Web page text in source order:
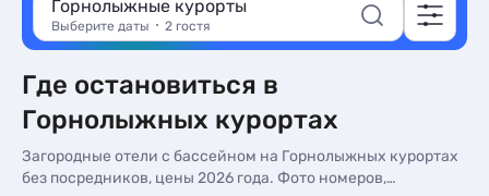
Горнолыжные курорты
Выберите даты 2 гостя
Где остановиться в
Горнолыжных курортах
Загородные отели с бассейном на Горнолыжных курортах
без посредников, цены 2026 года. Фото номеров,